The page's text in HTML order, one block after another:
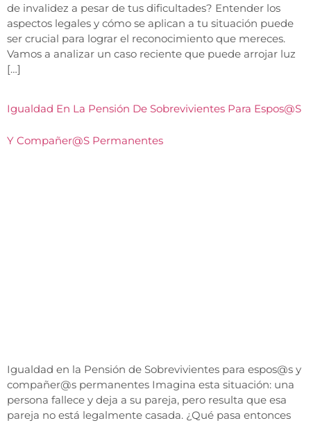
de invalidez a pesar de tus dificultades? Entender los
aspectos legales y cómo se aplican a tu situación puede
ser crucial para lograr el reconocimiento que mereces.
Vamos a analizar un caso reciente que puede arrojar luz
[…]
Igualdad En La Pensión De Sobrevivientes Para Espos@s
Y Compañer@s Permanentes
Igualdad en la Pensión de Sobrevivientes para espos@s y
compañer@s permanentes Imagina esta situación: una
persona fallece y deja a su pareja, pero resulta que esa
pareja no está legalmente casada. ¿Qué pasa entonces